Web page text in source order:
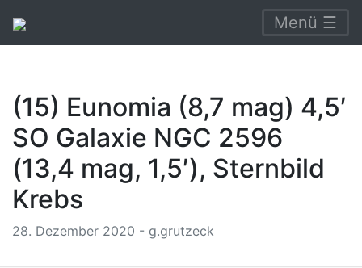
Menü ☰
(15) Eunomia (8,7 mag) 4,5′
SO Galaxie NGC 2596
(13,4 mag, 1,5′), Sternbild
Krebs
28. Dezember 2020 - g.grutzeck